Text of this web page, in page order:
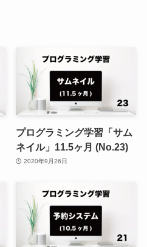
プログラミング学習「サム
ネイル」11.5ヶ月 (No.23)
2020年9月26日